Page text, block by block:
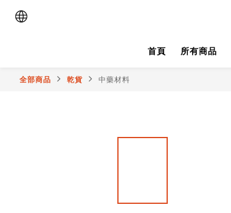
首頁 所有商品
全部商品 乾貨 中藥材料